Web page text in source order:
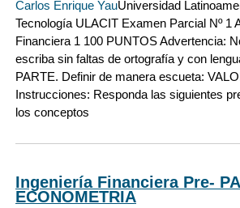
Carlos Enrique YauUniversidad
Tecnología ULACIT Examen Parcial Nº 1
Financiera 1 100 PUNTOS Advertencia:
escriba sin faltas de ortografía y con
PARTE. Definir de manera escueta:
Instrucciones: Responda las siguientes
los conceptos
Ingeniería Financiera Pre-
ECONOMETRIA